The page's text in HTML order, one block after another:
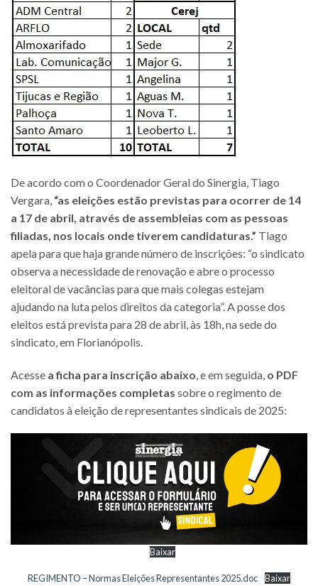
De acordo com o Coordenador Geral do Sinergia, Tiago
Vergara, “as eleições estão previstas para ocorrer de 14
a 17 de abril, através de assembleias com as pessoas
filiadas, nos locais onde tiverem candidaturas.” Tiago
apela para que haja grande número de inscrições: “o sindicato
observa a necessidade de renovação e abre o processo
eleitoral de vacâncias para que mais colegas estejam
ajudando na luta pelos direitos da categoria”. A posse dos
eleitos está prevista para 28 de abril, às 18h, na sede do
sindicato, em Florianópolis.
Acesse a ficha para inscrição abaixo , e em seguida, o PDF
com as informações completas sobre o regimento de
candidatos à eleição de representantes sindicais de 2025:
Baixar
REGIMENTO – Normas Eleições Representantes 2025.doc Baixar